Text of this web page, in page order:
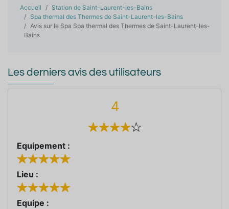
Accueil
Station de Saint-Laurent-les-Bains
Spa thermal des Thermes de Saint-Laurent-les-Bains
Avis sur le Spa Spa thermal des Thermes de Saint-Laurent-les-
Bains
Les derniers avis des utilisateurs
4
Equipement :
Lieu :
Equipe :